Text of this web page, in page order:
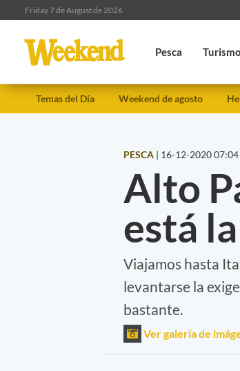
Friday 7 de August de 2026
Pesca Turismo
Temas del Día Weekend de agosto
PESCA | 16-12-2020 07:04
Alto
está
Viajamos hasta
levantarse la
bastante.
Ver galería de